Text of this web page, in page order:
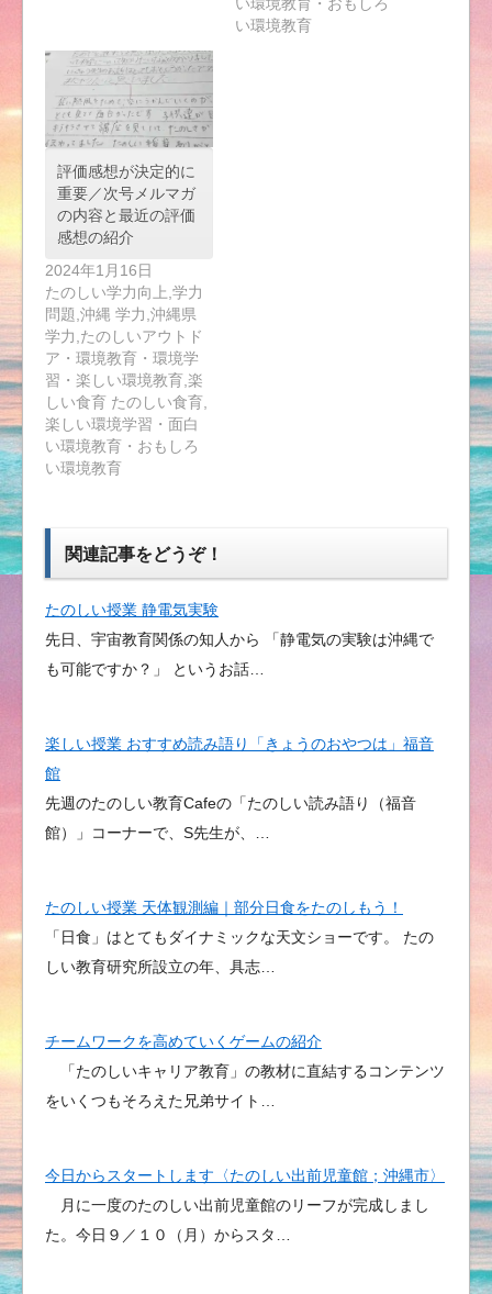
い環境教育・おもしろ
い環境教育
評価感想が決定的に
重要／次号メルマガ
の内容と最近の評価
感想の紹介
2024年1月16日
たのしい学力向上,学力
問題,沖縄 学力,沖縄県
学力,たのしいアウトド
ア・環境教育・環境学
習・楽しい環境教育,楽
しい食育 たのしい食育,
楽しい環境学習・面白
い環境教育・おもしろ
い環境教育
関連記事をどうぞ！
たのしい授業 静電気実験
先日、宇宙教育関係の知人から 「静電気の実験は沖縄で
も可能ですか？」 というお話…
楽しい授業 おすすめ読み語り「きょうのおやつは」福音
館
先週のたのしい教育Cafeの「たのしい読み語り（福音
館）」コーナーで、S先生が、…
たのしい授業 天体観測編｜部分日食をたのしもう！
「日食」はとてもダイナミックな天文ショーです。 たの
しい教育研究所設立の年、具志…
チームワークを高めていくゲームの紹介
「たのしいキャリア教育」の教材に直結するコンテンツ
をいくつもそろえた兄弟サイト…
今日からスタートします〈たのしい出前児童館；沖縄市〉
月に一度のたのしい出前児童館のリーフが完成しまし
た。今日９／１０（月）からスタ…